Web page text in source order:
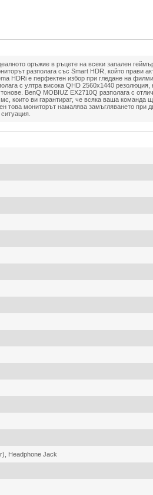
оръжие в ръцете на всеки запален
разполага със Smart HDR, който прави
HDRi е перфектен избор при гледане на
с ултра висока QHD 2560x1440 резолюция,
BenQ MOBIUZ EX2710Q разполага с
които ви гарантират, че всяка ваша команда
това мониторът намалява замъгляването при
Headphone Jack